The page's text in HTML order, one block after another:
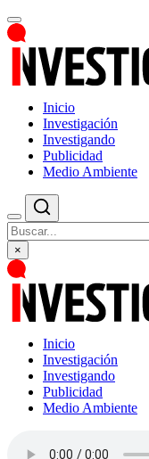
Inicio
Investigación
Investigando
Publicidad
Medio Ambiente
×
Inicio
Investigación
Investigando
Publicidad
Medio Ambiente